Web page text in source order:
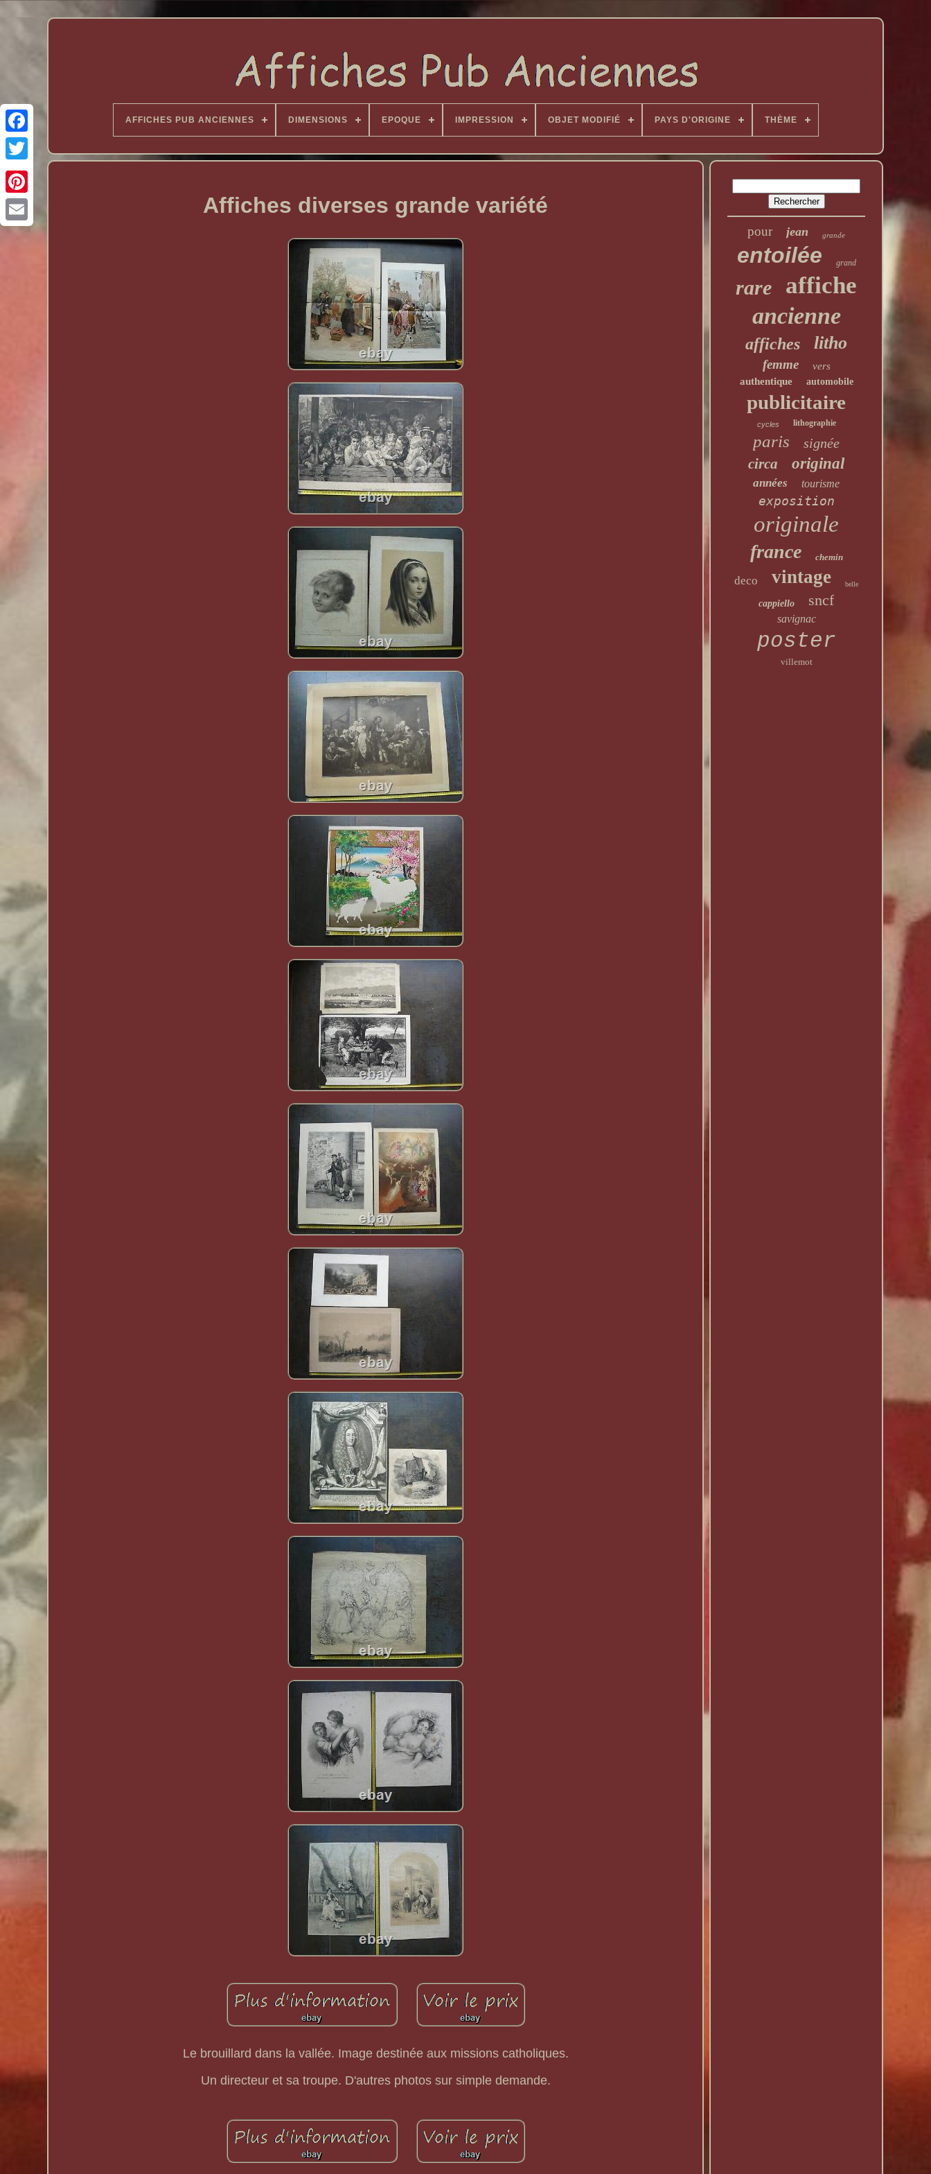
AFFICHES PUB ANCIENNES DIMENSIONS EPOQUE IMPRESSION OBJET MODIFIÉ PAYS D'ORIGINE THÈME
Affiches diverses grande variété
Le brouillard dans la vallée. Image destinée aux missions catholiques.
Un directeur et sa troupe. D'autres photos sur simple demande.
pour jean grande
entoilée grand
rare affiche
ancienne
affiches litho
femme
vers
authentique
automobile
publicitaire
cycles lithographie
paris signée
circa original
années tourisme
exposition
originale
france chemin
deco vintage belle
cappiello sncf
savignac
poster
villemot